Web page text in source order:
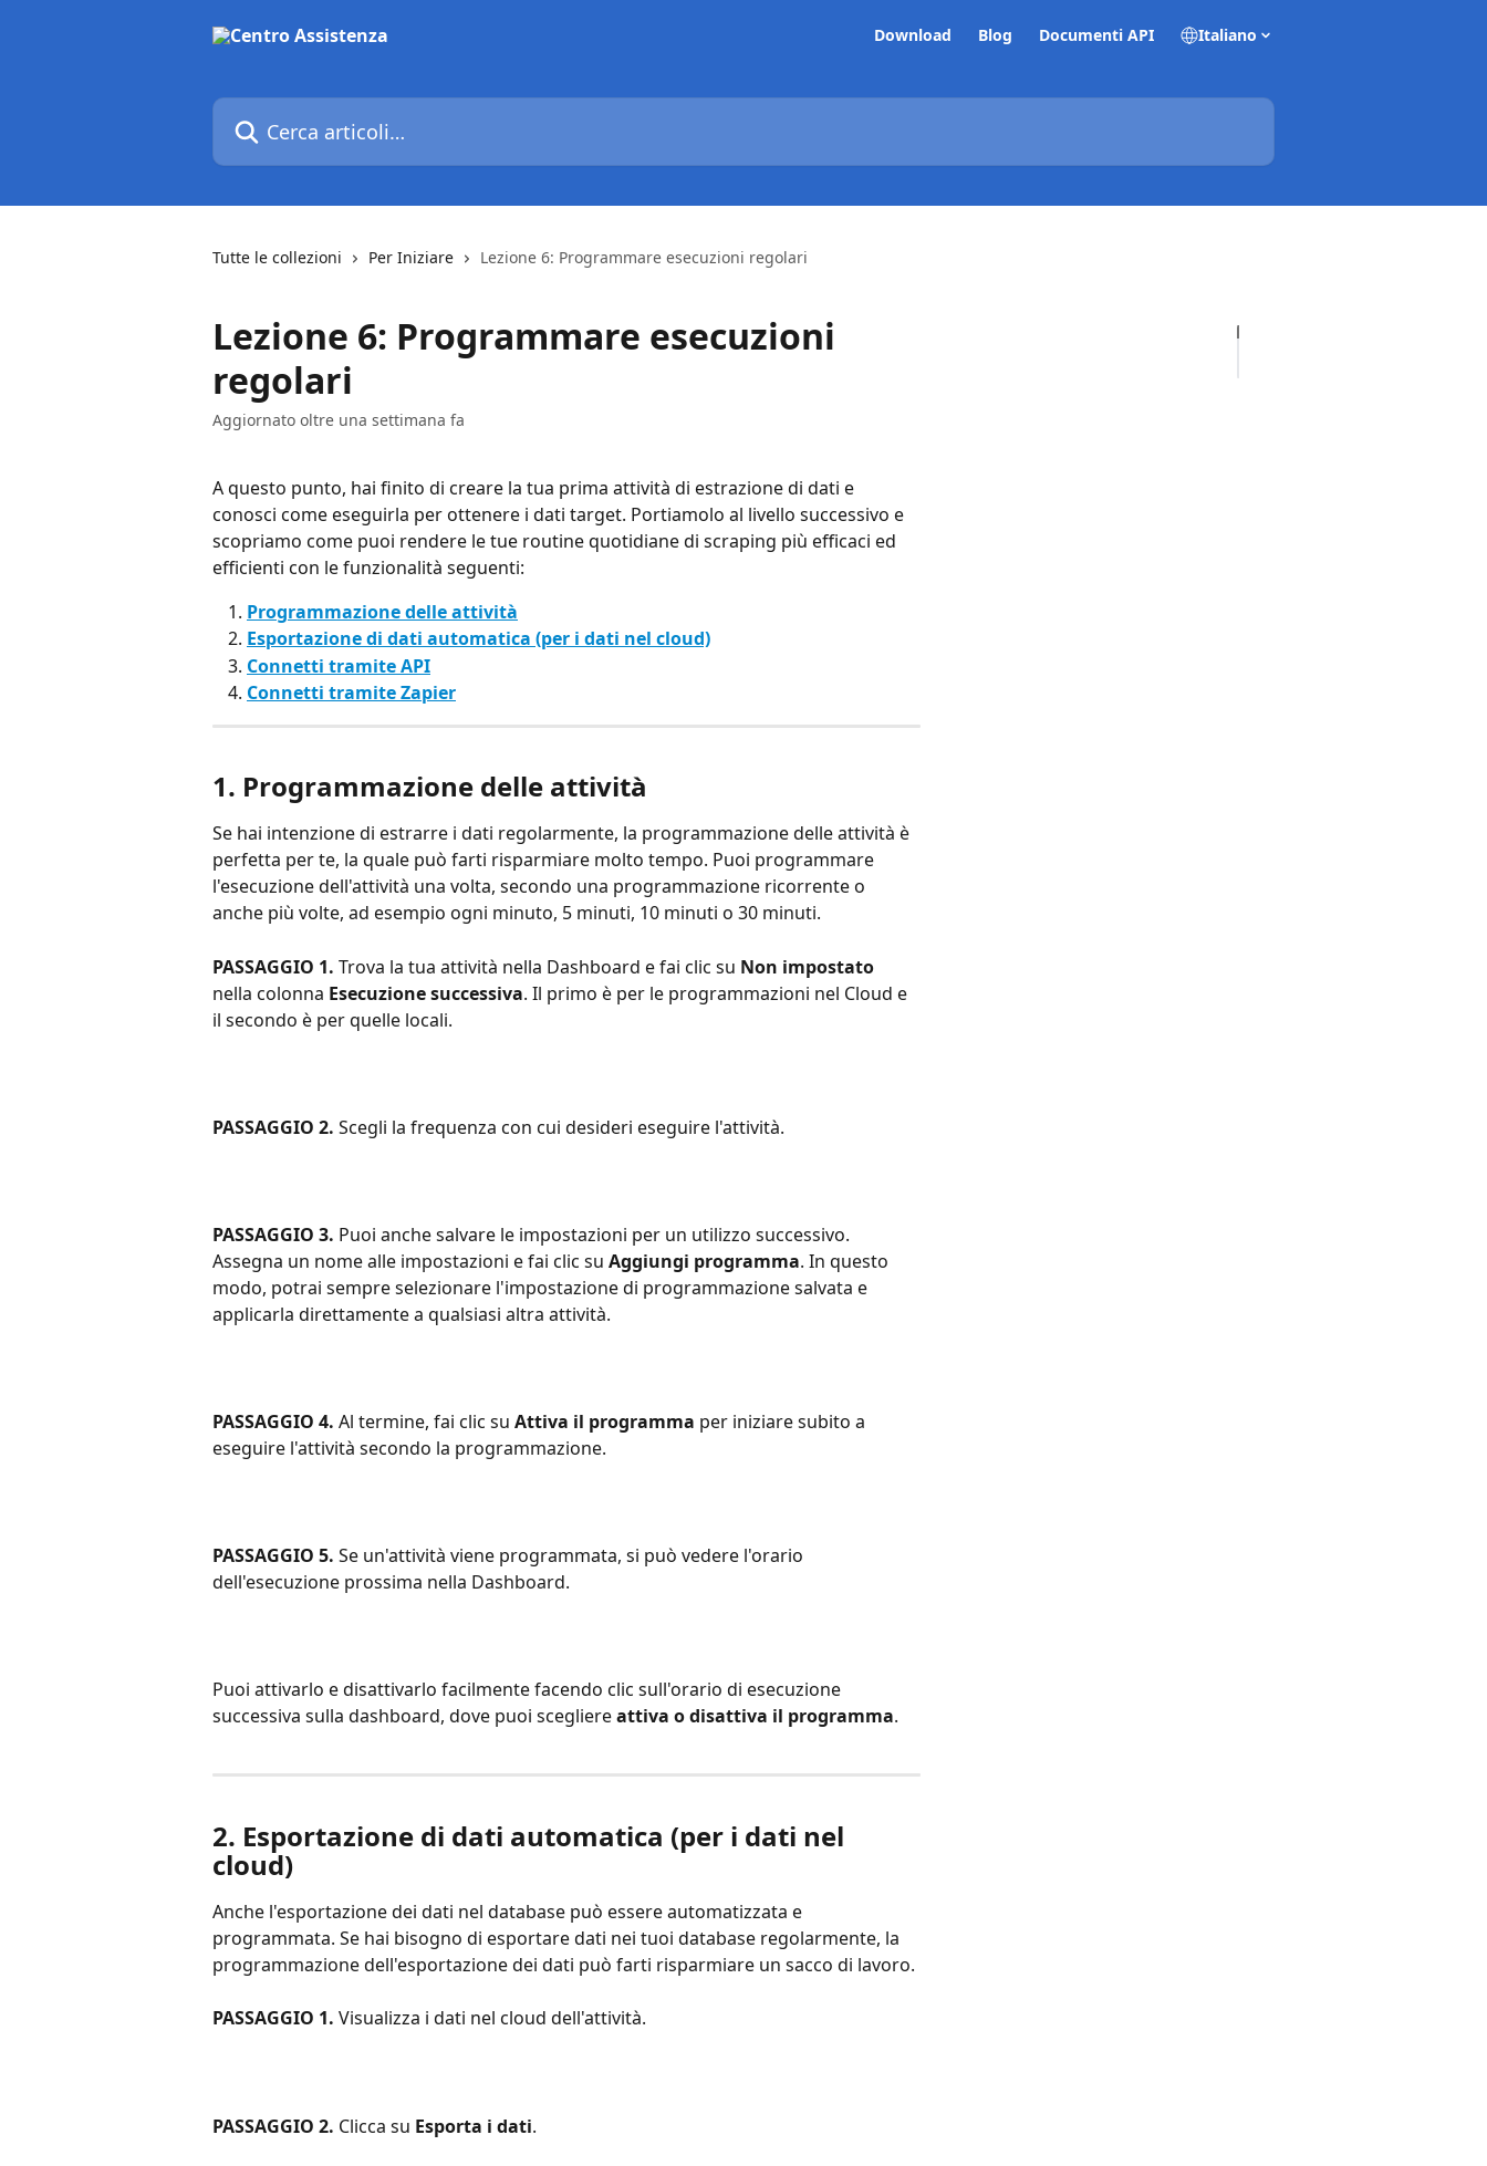
Download Blog Documenti API Italiano
Cerca articoli…
Tutte le collezioni Per Iniziare Lezione 6: Programmare esecuzioni regolari
Lezione 6: Programmare esecuzioni
regolari
Aggiornato oltre una settimana fa
A questo punto, hai finito di creare la tua prima attività di estrazione di dati e
conosci come eseguirla per ottenere i dati target. Portiamolo al livello successivo e
scopriamo come puoi rendere le tue routine quotidiane di scraping più efficaci ed
efficienti con le funzionalità seguenti:
Programmazione delle attività
Esportazione di dati automatica (per i dati nel cloud)
Connetti tramite API
Connetti tramite Zapier
1. Programmazione delle attività
Se hai intenzione di estrarre i dati regolarmente, la programmazione delle attività è
perfetta per te, la quale può farti risparmiare molto tempo. Puoi programmare
l'esecuzione dell'attività una volta, secondo una programmazione ricorrente o
anche più volte, ad esempio ogni minuto, 5 minuti, 10 minuti o 30 minuti.
PASSAGGIO 1. Trova la tua attività nella Dashboard e fai clic su Non impostato
nella colonna Esecuzione successiva. Il primo è per le programmazioni nel Cloud e
il secondo è per quelle locali.
PASSAGGIO 2. Scegli la frequenza con cui desideri eseguire l'attività.
PASSAGGIO 3. Puoi anche salvare le impostazioni per un utilizzo successivo.
Assegna un nome alle impostazioni e fai clic su Aggiungi programma. In questo
modo, potrai sempre selezionare l'impostazione di programmazione salvata e
applicarla direttamente a qualsiasi altra attività.
PASSAGGIO 4. Al termine, fai clic su Attiva il programma per iniziare subito a
eseguire l'attività secondo la programmazione.
PASSAGGIO 5. Se un'attività viene programmata, si può vedere l'orario
dell'esecuzione prossima nella Dashboard.
Puoi attivarlo e disattivarlo facilmente facendo clic sull'orario di esecuzione
successiva sulla dashboard, dove puoi scegliere attiva o disattiva il programma.
2. Esportazione di dati automatica (per i dati nel
cloud)
Anche l'esportazione dei dati nel database può essere automatizzata e
programmata. Se hai bisogno di esportare dati nei tuoi database regolarmente, la
programmazione dell'esportazione dei dati può farti risparmiare un sacco di lavoro.
PASSAGGIO 1. Visualizza i dati nel cloud dell'attività.
PASSAGGIO 2. Clicca su Esporta i dati.